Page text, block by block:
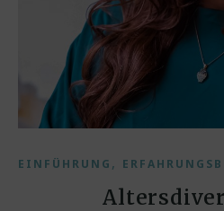
EINFÜHRUNG ,